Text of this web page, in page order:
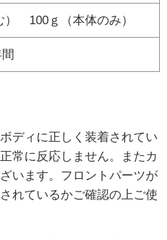
） 100ｇ（本体のみ）
ディに正しく装着されてい
常に反応しません。またカ
います。フロントパーツが
れているかご確認の上ご使